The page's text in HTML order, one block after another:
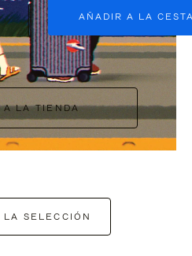
AÑADIR A LA
A LA TIENDA
LA SELECCIÓN